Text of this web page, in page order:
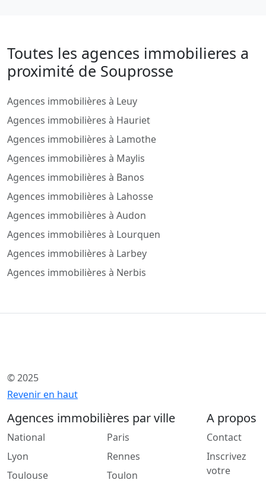
Toutes les agences immobilieres a
proximité de Souprosse
Agences immobilières à Leuy
Agences immobilières à Hauriet
Agences immobilières à Lamothe
Agences immobilières à Maylis
Agences immobilières à Banos
Agences immobilières à Lahosse
Agences immobilières à Audon
Agences immobilières à Lourquen
Agences immobilières à Larbey
Agences immobilières à Nerbis
© 2025
Revenir en haut
Agences immobilières par ville
National
Lyon
Toulouse
Paris
Rennes
Toulon
A propos
Contact
Inscrivez
votre